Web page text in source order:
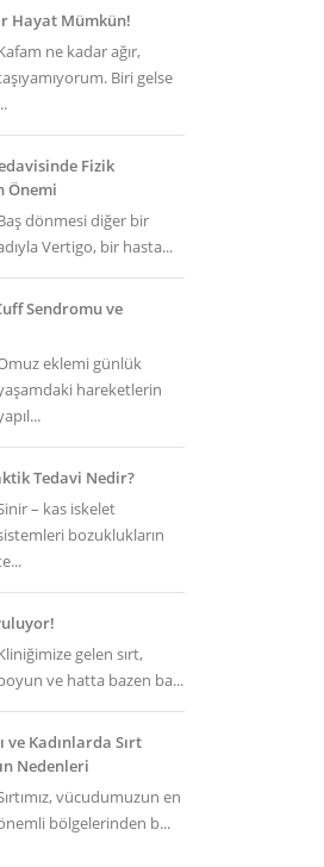
Hayat Mümkün!
ne kadar ağır,
Biri gelse
Fizik
Önemi
dönmesi diğer bir
Vertigo, bir hasta...
Sendromu ve
eklemi günlük
hareketlerin
Tedavi Nedir?
– kas iskelet
bozuklukların
gelen sırt,
ve hatta bazen ba...
ve Kadınlarda Sırt
Nedenleri
vücudumuzun en
bölgelerinden b...